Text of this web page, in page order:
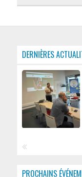
DERNIÈRES
PROCHAINS